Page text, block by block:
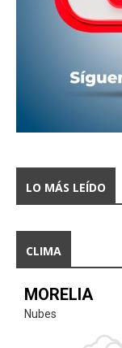
LO MÁS LEÍDO
CLIMA
MORELIA
Nubes